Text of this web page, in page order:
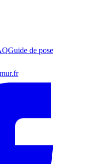
Guide de pose